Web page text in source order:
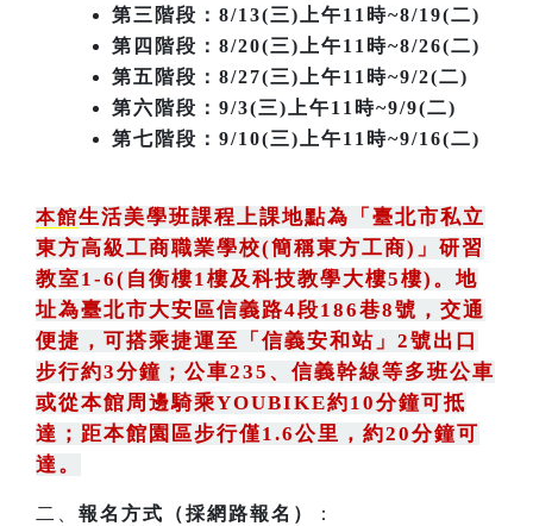
第三階段 ：8/13(三)上午11時~8/19(二)
第四階段：8/20(三)上午11時~8/26(二)
第五階段：8/27(三)上午11時~9/2(二)
第六階段：9/3(三)上午11時~9/9(二)
第七階段：9/10(三)上午11時~9/16(二)
本館生活美學班課程上課地點為 「 臺北市私立
東方高級工商職業學校(簡稱東方工商) 」 研習
教室1-6(自衡樓1樓及科技教學大樓5樓)。地
址為臺北市大安區信義路4段186巷8號 ， 交通
便捷，可搭乘捷運至「信義安和站」2號出口
步行約3分鐘 ； 公車235 、 信義幹線等多班公車
或從本館周邊騎乘YOUBIKE約10分鐘可抵
達；距本館園區步行僅1.6公里，約20分鐘可
達。
二、 報名方式（採網路報名） ：